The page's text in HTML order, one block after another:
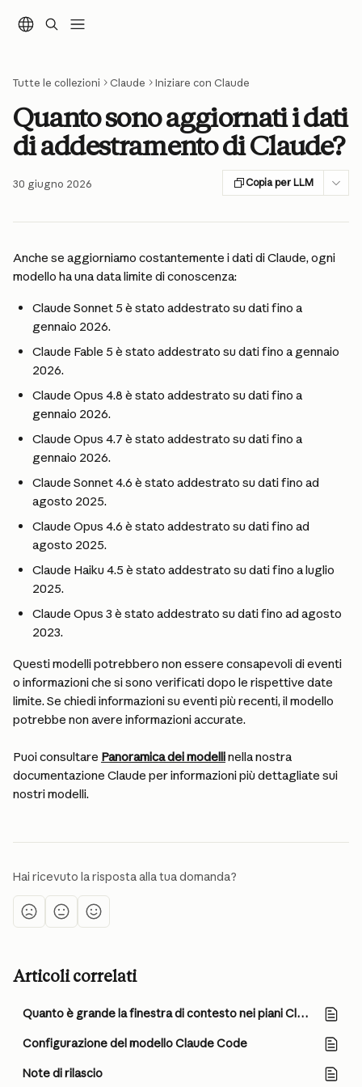
Tutte le collezioni Claude Iniziare con Claude
Quanto sono aggiornati i dati
di addestramento di Claude?
30 giugno 2026 Copia per LLM
Anche se aggiorniamo costantemente i dati di Claude, ogni
modello ha una data limite di conoscenza:
Claude Sonnet 5 è stato addestrato su dati fino a
gennaio 2026.
Claude Fable 5 è stato addestrato su dati fino a gennaio
2026.
Claude Opus 4.8 è stato addestrato su dati fino a
gennaio 2026.
Claude Opus 4.7 è stato addestrato su dati fino a
gennaio 2026.
Claude Sonnet 4.6 è stato addestrato su dati fino ad
agosto 2025.
Claude Opus 4.6 è stato addestrato su dati fino ad
agosto 2025.
Claude Haiku 4.5 è stato addestrato su dati fino a luglio
2025.
Claude Opus 3 è stato addestrato su dati fino ad agosto
2023.
Questi modelli potrebbero non essere consapevoli di eventi
o informazioni che si sono verificati dopo le rispettive date
limite. Se chiedi informazioni su eventi più recenti, il modello
potrebbe non avere informazioni accurate.
Puoi consultare Panoramica dei modelli nella nostra
documentazione Claude per informazioni più dettagliate sui
nostri modelli.
Hai ricevuto la risposta alla tua domanda?
Articoli correlati
Quanto è grande la finestra di contesto nei piani Claude a pagamento?
Configurazione del modello Claude Code
Note di rilascio